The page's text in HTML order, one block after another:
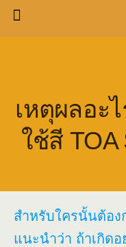
เหตุผลอะ
ใช้สี TOA
สำหรับใครนั้นต้อ
แนะนำว่า ถ้าเกิด